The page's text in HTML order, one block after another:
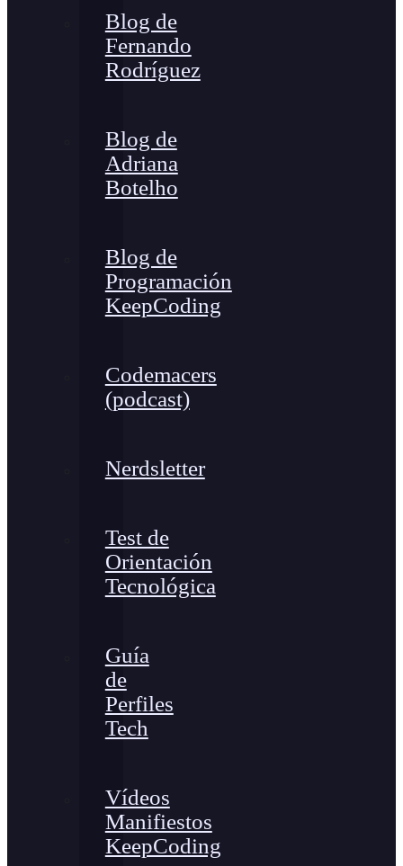
Blog de
Fernando
Rodríguez
Blog de
Adriana
Botelho
Blog de
Programación
KeepCoding
Codemacers
(podcast)
Nerdsletter
Test de
Orientación
Tecnológica
Guía
de
Perfiles
Tech
Vídeos
Manifiestos
KeepCoding